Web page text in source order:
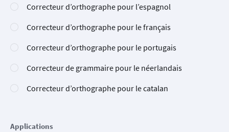
Correcteur d’orthographe pour l’espagnol
Correcteur d’orthographe pour le français
Correcteur d’orthographe pour le portugais
Correcteur de grammaire pour le néerlandais
Correcteur d’orthographe pour le catalan
Applications